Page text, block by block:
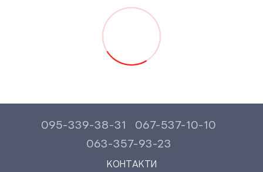
095-339-38-31
067-537-10-10
063-357-93-23
КОНТАКТИ